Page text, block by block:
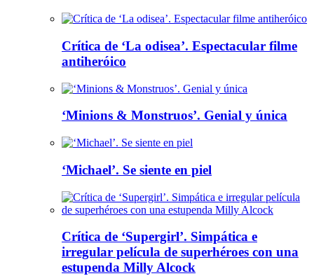
Crítica de ‘La odisea’. Espectacular filme
antiheróico
‘Minions & Monstruos’. Genial y única
‘Michael’. Se siente en piel
Crítica de ‘Supergirl’. Simpática e
irregular película de superhéroes con una
estupenda Milly Alcock